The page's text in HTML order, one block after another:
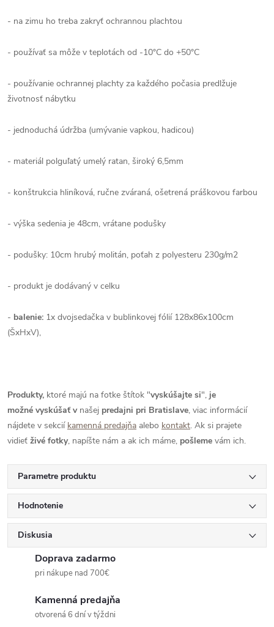
- na zimu ho treba zakryť ochrannou plachtou
- používať sa môže v teplotách od -10°C do +50°C
- používanie ochrannej plachty za každého počasia predlžuje
životnosť nábytku
- jednoduchá údržba (umývanie vapkou, hadicou)
- materiál polguľatý umelý ratan, široký 6,5mm
- konštrukcia hliníková, ručne zváraná, ošetrená práškovou farbou
- výška sedenia je 48cm, vrátane podušky
- podušky: 10cm hrubý molitán, poťah z polyesteru 230g/m2
- produkt je dodávaný v celku
- balenie: 1x dvojsedačka v bublinkovej fólií 128x86x100cm
(ŠxHxV),
Produkty, ktoré majú na fotke štítok "vyskúšajte si", je
možné vyskúšať v našej predajni pri Bratislave, viac informácií
nájdete v sekcií kamenná predajňa alebo kontakt. Ak si prajete
vidieť živé fotky, napíšte nám a ak ich máme, pošleme vám ich.
Parametre produktu
Hodnotenie
Diskusia
Doprava zadarmo
pri nákupe nad 700€
Kamenná predajňa
otvorená 6 dní v týždni